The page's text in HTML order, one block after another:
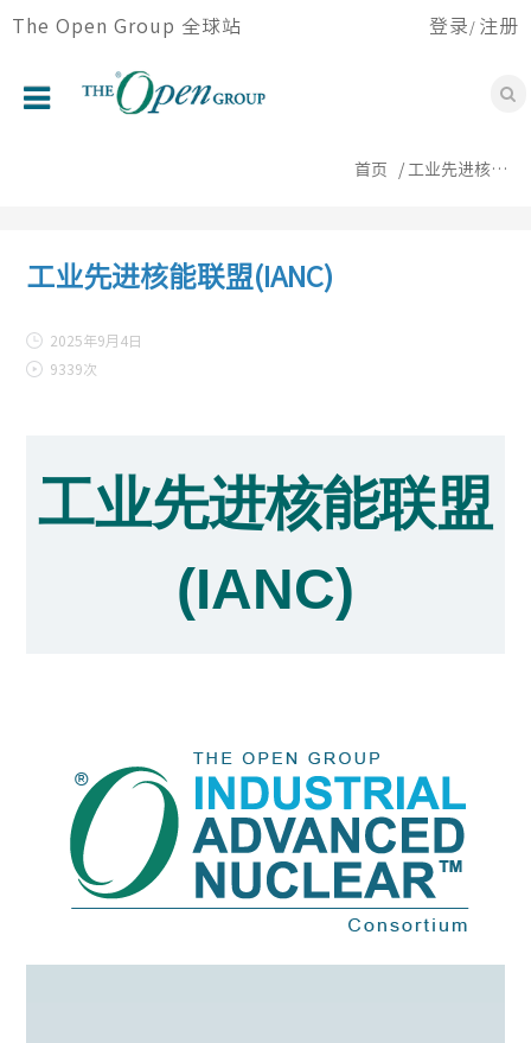
登录 / 注册
The Open Group 全球站
会员
首页 工业先进核能联盟(IANC)
工业先进核能联盟(IANC)
2025年9月4日
9339次
工业先进核能联盟
(IANC)